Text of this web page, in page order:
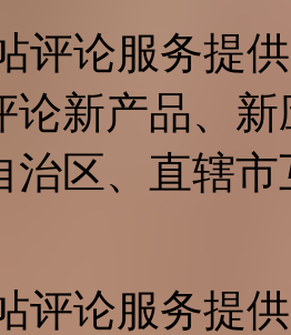
评论服务提
论新产品、
治区、直辖
评论服务提